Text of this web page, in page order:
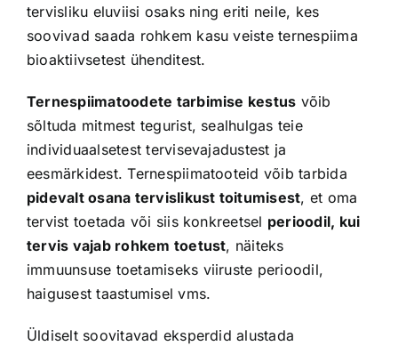
tervisliku eluviisi osaks ning eriti neile, kes
soovivad saada rohkem kasu veiste ternespiima
bioaktiivsetest ühenditest.
Ternespiimatoodete tarbimise kestus võib
sõltuda mitmest tegurist, sealhulgas teie
individuaalsetest tervisevajadustest ja
eesmärkidest. Ternespiimatooteid võib tarbida
pidevalt osana tervislikust toitumisest, et oma
tervist toetada või siis konkreetsel perioodil, kui
tervis vajab rohkem toetust, näiteks
immuunsuse toetamiseks viiruste perioodil,
haigusest taastumisel vms.
Üldiselt soovitavad eksperdid alustada